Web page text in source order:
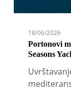
18/06/2026
Portonovi
Seasons